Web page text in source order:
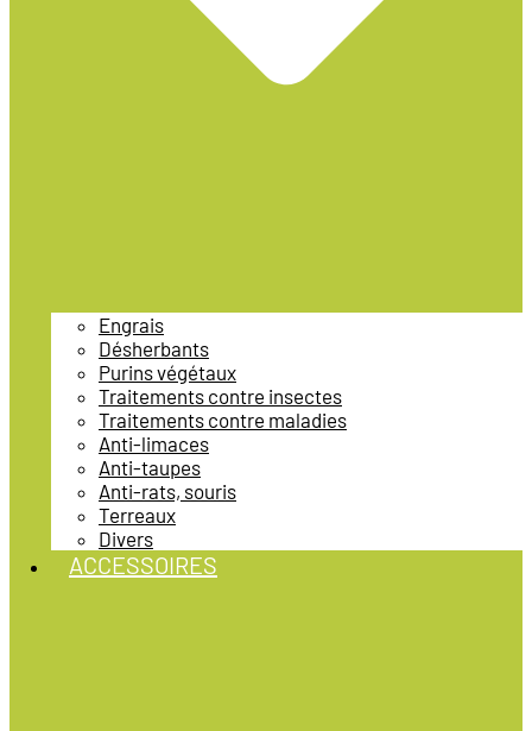
Engrais
Désherbants
Purins végétaux
Traitements contre insectes
Traitements contre maladies
Anti-limaces
Anti-taupes
Anti-rats, souris
Terreaux
Divers
ACCESSOIRES